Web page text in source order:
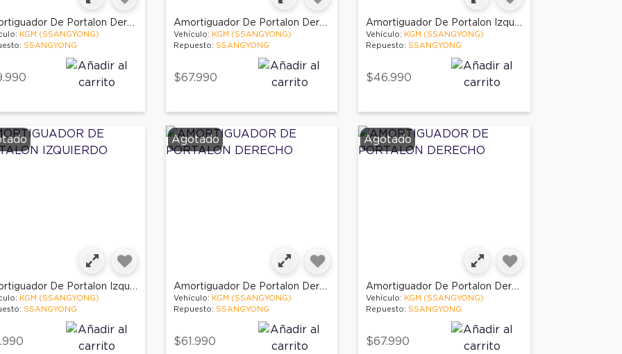
Amortiguador De Portalon Derecho
KGM (SSANGYONG)
SSANGYONG
Amortiguador De Portalon Derecho
Vehículo: KGM (SSANGYONG)
Repuesto: SSANGYONG
$67.990
Amortiguador De Portalon Izquierdo
Vehículo: KGM (SSANGYONG)
Repuesto: SSANGYONG
$46.990
Amortiguador De Portalon Izquierdo
KGM (SSANGYONG)
SSANGYONG
Agotado
Amortiguador De Portalon Derecho
Vehículo: KGM (SSANGYONG)
Repuesto: SSANGYONG
$61.990
Agotado
Amortiguador De Portalon Derecho
Vehículo: KGM (SSANGYONG)
Repuesto: SSANGYONG
$67.990